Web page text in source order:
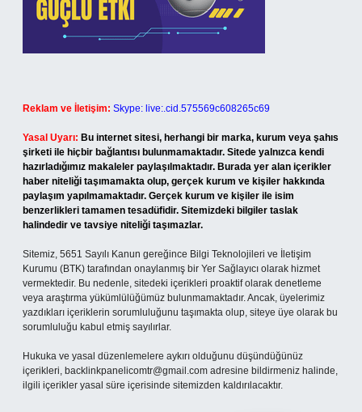
Reklam ve İletişim: Skype: live:.cid.575569c608265c69
Yasal Uyarı: Bu internet sitesi, herhangi bir marka, kurum veya şahıs
şirketi ile hiçbir bağlantısı bulunmamaktadır. Sitede yalnızca kendi
hazırladığımız makaleler paylaşılmaktadır. Burada yer alan içerikler
haber niteliği taşımamakta olup, gerçek kurum ve kişiler hakkında
paylaşım yapılmamaktadır. Gerçek kurum ve kişiler ile isim
benzerlikleri tamamen tesadüfidir. Sitemizdeki bilgiler taslak
halindedir ve tavsiye niteliği taşımazlar.
Sitemiz, 5651 Sayılı Kanun gereğince Bilgi Teknolojileri ve İletişim
Kurumu (BTK) tarafından onaylanmış bir Yer Sağlayıcı olarak hizmet
vermektedir. Bu nedenle, sitedeki içerikleri proaktif olarak denetleme
veya araştırma yükümlülüğümüz bulunmamaktadır. Ancak, üyelerimiz
yazdıkları içeriklerin sorumluluğunu taşımakta olup, siteye üye olarak bu
sorumluluğu kabul etmiş sayılırlar.
Hukuka ve yasal düzenlemelere aykırı olduğunu düşündüğünüz
içerikleri, backlinkpanelicomtr@gmail.com adresine bildirmeniz halinde,
ilgili içerikler yasal süre içerisinde sitemizden kaldırılacaktır.